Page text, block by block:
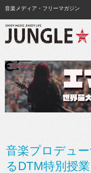
音楽メディア・フリーマガジン
音楽プロデュー
るDTM特別授